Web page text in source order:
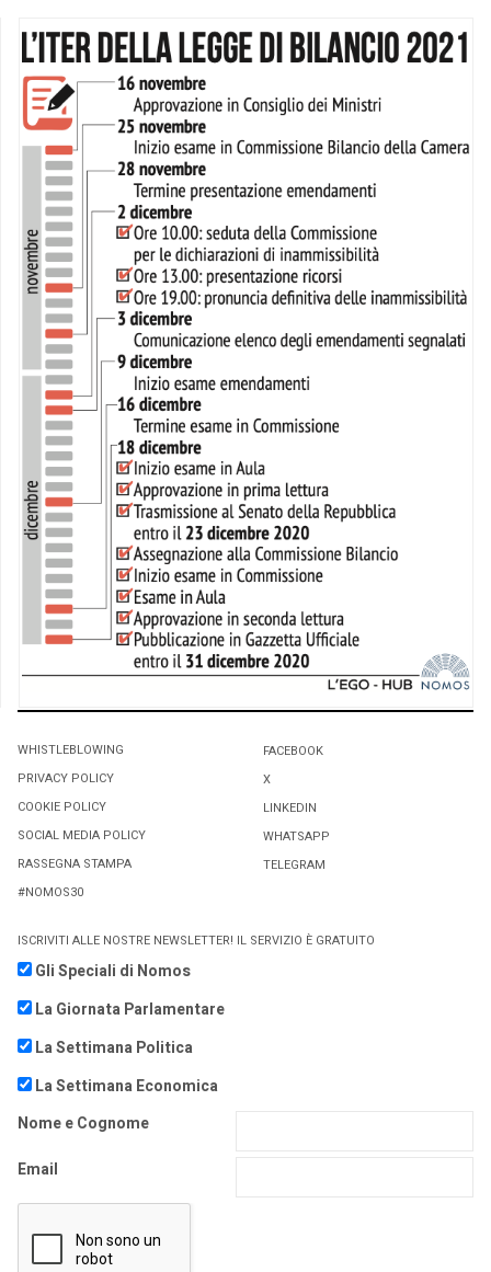
WHISTLEBLOWING
PRIVACY POLICY
COOKIE POLICY
SOCIAL MEDIA POLICY
RASSEGNA STAMPA
#NOMOS30
FACEBOOK
X
LINKEDIN
WHATSAPP
TELEGRAM
ISCRIVITI ALLE NOSTRE NEWSLETTER! IL SERVIZIO È GRATUITO
Gli Speciali di Nomos
La Giornata Parlamentare
La Settimana Politica
La Settimana Economica
Nome e Cognome
Email